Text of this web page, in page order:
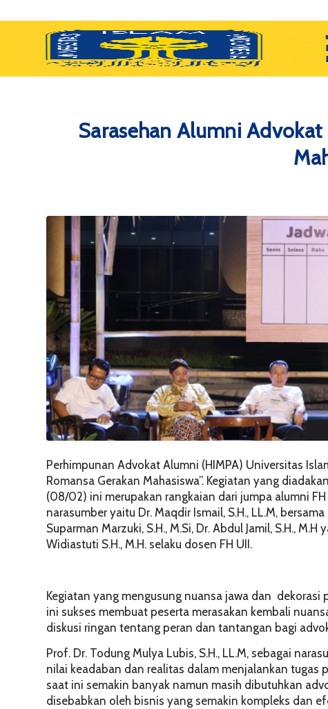
Sarasehan Alumni
Perhimpunan Advokat Alumni (HIMPA) Universitas
Romansa Gerakan Mahasiswa”. Kegiatan yang
(08/02) ini merupakan rangkaian dari jumpa alumni
narasumber yaitu Dr. Maqdir Ismail, S.H., LL.M,
Suparman Marzuki, S.H., M.Si, Dr. Abdul Jamil, S.H.,
Widiastuti S.H., M.H. selaku dosen FH UII.
Kegiatan yang mengusung nuansa jawa dan
ini sukses membuat peserta merasakan kembali
diskusi ringan tentang peran dan tantangan bagi
Prof. Dr. Todung Mulya Lubis, S.H., LL.M, sebagai
nilai keadaban dan realitas dalam menjalankan tugas
saat ini semakin banyak namun masih dibutuhkan
disebabkan oleh bisnis yang semakin kompleks dan